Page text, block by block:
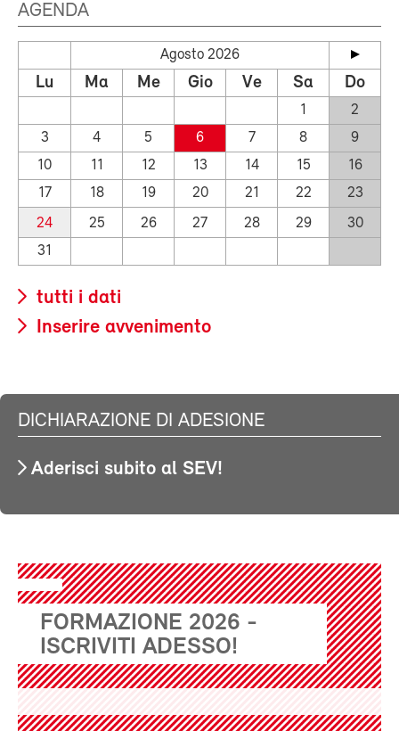
AGENDA
Agosto 2026
Lu Ma Me Gio Ve Sa Do
1
2
3
4 5 6 7 8
9
10
11 12 13 14 15
16
17
18 19 20 21 22
23
24
25 26 27 28 29
30
31
tutti i dati
Inserire avvenimento
DICHIARAZIONE DI ADESIONE
Aderisci subito al SEV!
FORMAZIONE 2026 -
ISCRIVITI ADESSO!